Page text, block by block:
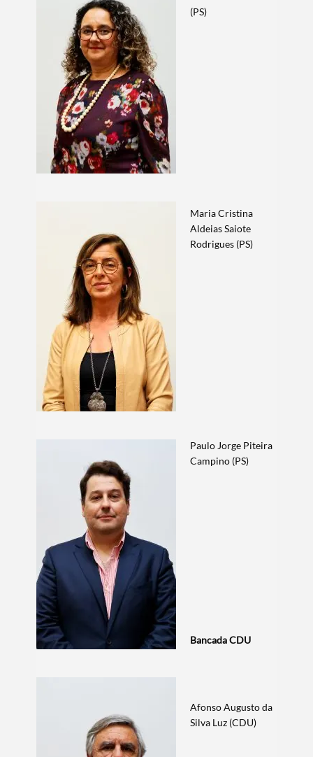
Categorias gerais
Filtros
(PS)
Maria Cristina
Aldeias Saiote
Rodrigues (PS)
Paulo Jorge Piteira
Campino (PS)
Bancada CDU
Afonso Augusto da
Silva Luz (CDU)